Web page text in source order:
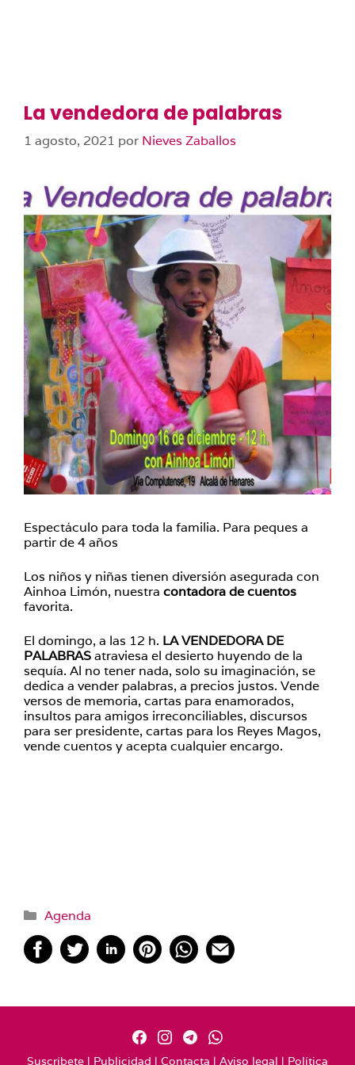
La vendedora de palabras
1 agosto, 2021 por Nieves Zaballos
Espectáculo para toda la familia. Para peques a
partir de 4 años
Los niños y niñas tienen diversión asegurada con
Ainhoa Limón, nuestra contadora de cuentos
favorita.
El domingo, a las 12 h. LA VENDEDORA DE
PALABRASatraviesa el desierto huyendo de la
sequía. Al no tener nada, solo su imaginación, se
dedica a vender palabras, a precios justos. Vende
versos de memoria, cartas para enamorados,
insultos para amigos irreconciliables, discursos
para ser presidente, cartas para los Reyes Magos,
vende cuentos y acepta cualquier encargo.
Categorías
Agenda
Suscríbete | Publicidad | Contacta | Aviso legal | Política